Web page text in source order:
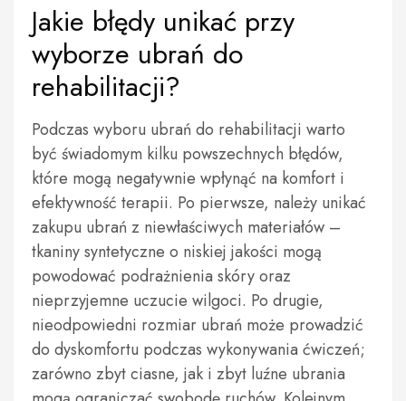
Jakie błędy unikać przy
wyborze ubrań do
rehabilitacji?
Podczas wyboru ubrań do rehabilitacji warto
być świadomym kilku powszechnych błędów,
które mogą negatywnie wpłynąć na komfort i
efektywność terapii. Po pierwsze, należy unikać
zakupu ubrań z niewłaściwych materiałów –
tkaniny syntetyczne o niskiej jakości mogą
powodować podrażnienia skóry oraz
nieprzyjemne uczucie wilgoci. Po drugie,
nieodpowiedni rozmiar ubrań może prowadzić
do dyskomfortu podczas wykonywania ćwiczeń;
zarówno zbyt ciasne, jak i zbyt luźne ubrania